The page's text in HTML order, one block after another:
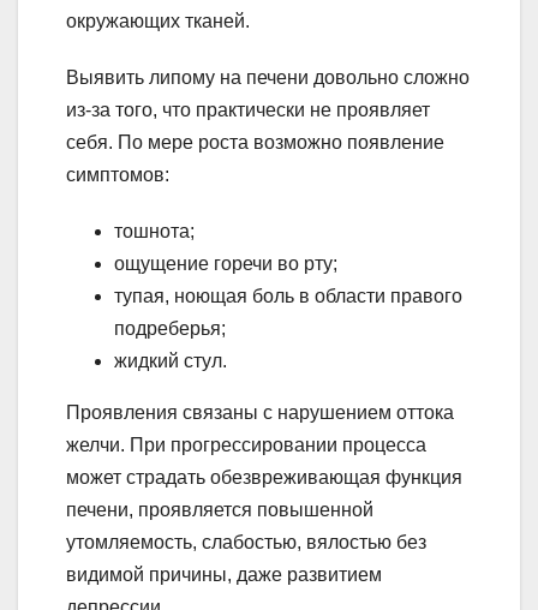
окружающих тканей.
Выявить липому на печени довольно сложно
из-за того, что практически не проявляет
себя. По мере роста возможно появление
симптомов:
тошнота;
ощущение горечи во рту;
тупая, ноющая боль в области правого
подреберья;
жидкий стул.
Проявления связаны с нарушением оттока
желчи. При прогрессировании процесса
может страдать обезвреживающая функция
печени, проявляется повышенной
утомляемость, слабостью, вялостью без
видимой причины, даже развитием